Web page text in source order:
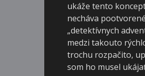
ukáže tento
necháva
„detektívnych
medzi takouto
trochu rozpačito,
som ho musel